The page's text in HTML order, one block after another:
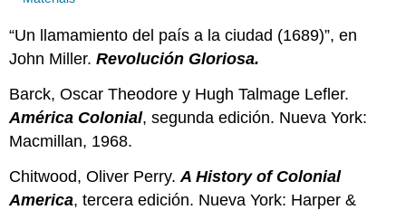
“Un llamamiento del país a la ciudad (1689)”, en
John Miller.Revolución Gloriosa.
Barck, Oscar Theodore y Hugh Talmage Lefler.
América Colonial, segunda edición. Nueva York:
Macmillan, 1968.
Chitwood, Oliver Perry.A History of Colonial
America, tercera edición. Nueva York: Harper &